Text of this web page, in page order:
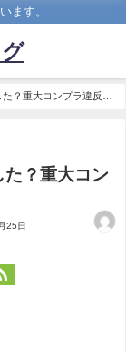
ます。
？重大コンプラ違反疑
？重大コン
25日